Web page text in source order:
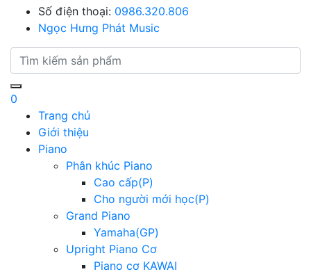
Số điện thoại: 0986.320.806
Ngọc Hưng Phát Music
0
Trang chủ
Giới thiệu
Piano
Phân khúc Piano
Cao cấp(P)
Cho người mới học(P)
Grand Piano
Yamaha(GP)
Upright Piano Cơ
Piano cơ KAWAI